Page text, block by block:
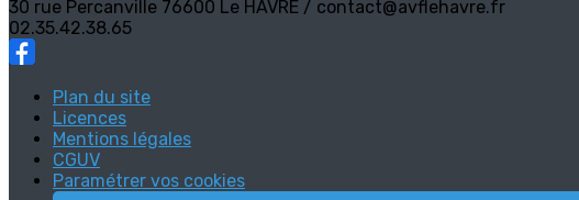
30 rue Percanville 76600 Le HAVRE / contact@avflehavre.fr
02.35.42.38.65
Plan du site
Licences
Mentions légales
CGUV
Paramétrer vos cookies